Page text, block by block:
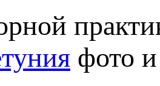
фото и